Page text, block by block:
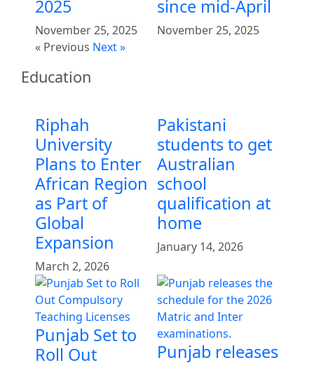
2025
November 25, 2025
since mid-April
November 25, 2025
« Previous Next »
Education
Riphah
University
Plans to Enter
African Region
as Part of
Global
Expansion
March 2, 2026
Pakistani
students to get
Australian
school
qualification at
home
January 14, 2026
Punjab Set to
Roll Out
Punjab releases